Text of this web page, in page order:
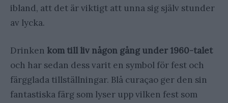
ibland, att det är viktigt att unna sig själv stunder
av lycka.
Drinken kom till liv någon gång under 1960-talet
och har sedan dess varit en symbol för fest och
färgglada tillställningar. Blå curaçao ger den sin
fantastiska färg som lyser upp vilken fest som